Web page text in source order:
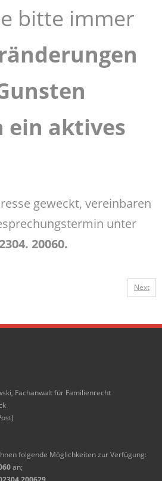
bitte immer
ein aktives
geweckt, vereinbaren
unter
20060.
Next
Fachanwalt für Familienrecht
folgende Möglichkeiten zur Verfügung:
an;